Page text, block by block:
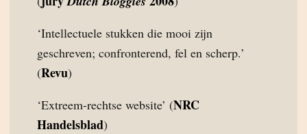
‘Intellectuele stukken die mooi zijn
geschreven; confronterend, fel en scherp.’
(Revu)
‘Extreem-rechtse website’ (NRC
Handelsblad)